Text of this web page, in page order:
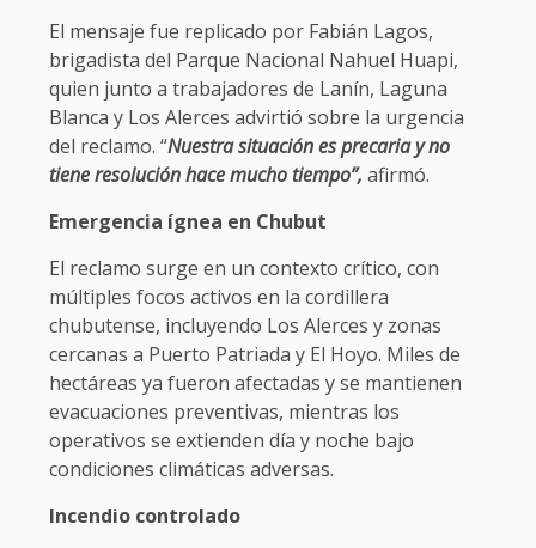
El mensaje fue replicado por Fabián Lagos,
brigadista del Parque Nacional Nahuel Huapi,
quien junto a trabajadores de Lanín, Laguna
Blanca y Los Alerces advirtió sobre la urgencia
del reclamo. “Nuestra situación es precaria y no
tiene resolución hace mucho tiempo”, afirmó.
Emergencia ígnea en Chubut
El reclamo surge en un contexto crítico, con
múltiples focos activos en la cordillera
chubutense, incluyendo Los Alerces y zonas
cercanas a Puerto Patriada y El Hoyo. Miles de
hectáreas ya fueron afectadas y se mantienen
evacuaciones preventivas, mientras los
operativos se extienden día y noche bajo
condiciones climáticas adversas.
Incendio controlado